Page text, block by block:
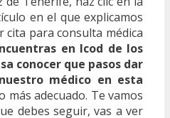
en el que explicamos
cita para consulta médica
en Icod de los
conocer que pasos dar
médico en esta
más adecuado. Te vamos
debes seguir, vas a ver